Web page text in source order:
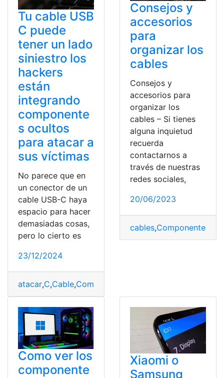
Tu cable USB
C puede
tener un lado
siniestro los
hackers
están
integrando
componente
s ocultos
para atacar a
sus víctimas
No parece que en
un conector de un
cable USB-C haya
espacio para hacer
demasiadas cosas,
pero lo cierto es
23/12/2024
atacar,C,Cable,Componentes
Consejos y
accesorios
para
organizar los
cables
Consejos y
accesorios para
organizar los
cables – Si tienes
alguna inquietud
recuerda
contactarnos a
través de nuestras
redes sociales,
20/06/2023
cables,Componentes
Como ver los
componente
Xiaomi o
Samsung